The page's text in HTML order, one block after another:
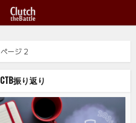
ページ 2
CTB振り返り